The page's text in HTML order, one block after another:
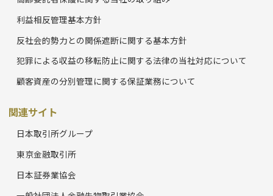
利益相反管理基本方針
反社会的勢力との関係遮断に関する基本方針
犯罪による収益の移転防止に関する法律の当社対応について
顧客資産の分別管理に関する保証業務について
関連サイト
日本取引所グループ
東京金融取引所
日本証券業協会